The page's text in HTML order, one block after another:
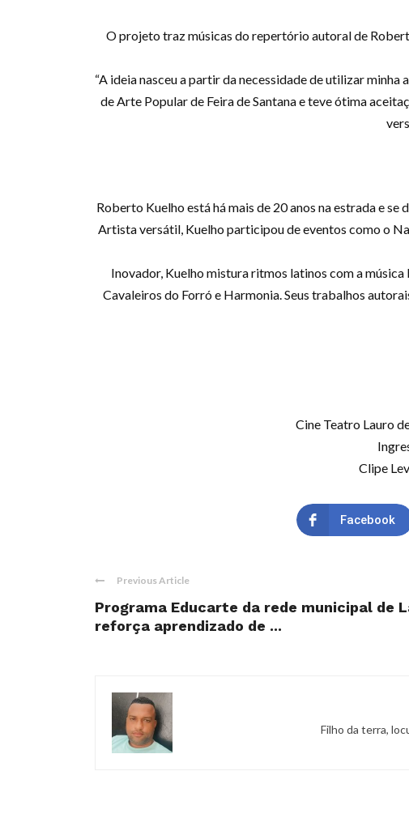
O projeto traz músicas do repertório autoral de Roberto
“A ideia nasceu a partir da necessidade de utilizar
de Arte Popular de Feira de Santana e teve ótima
Roberto Kuelho está há mais de 20 anos na estrada e
Artista versátil, Kuelho participou de eventos como o
Inovador, Kuelho mistura ritmos latinos com a
Cavaleiros do Forró e Harmonia. Seus trabalhos
Cine Teatro Lauro
Clipe
Facebook
Previous Article
Programa Educarte da rede municipal de
reforça aprendizado de ...
Filho da terra,